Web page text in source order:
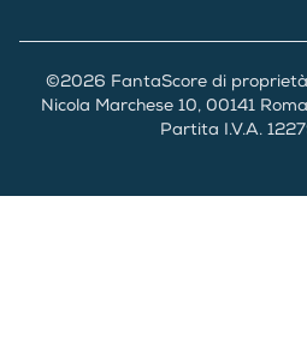
©2026 FantaScore di
Nicola Marchese 10, 00141
Partita I.V.A.